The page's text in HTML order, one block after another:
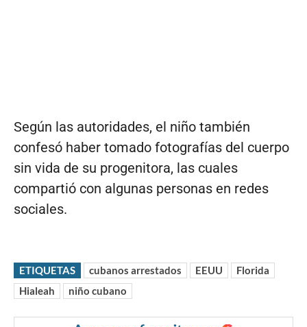
Según las autoridades, el niño también
confesó haber tomado fotografías del cuerpo
sin vida de su progenitora, las cuales
compartió con algunas personas en redes
sociales.
ETIQUETAS cubanos arrestados EEUU
Florida
Hialeah
niño cubano